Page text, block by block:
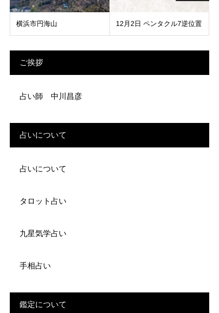
横浜市円海山 12月2日 ペンタクル7逆位置
ご挨拶
占い師 中川昌彦
占いについて
占いについて
タロット占い
九星気学占い
手相占い
鑑定について